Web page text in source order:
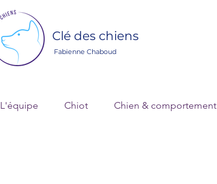
Clé des chiens
Fabienne Chaboud
L'équipe Chiot Chien & comportement